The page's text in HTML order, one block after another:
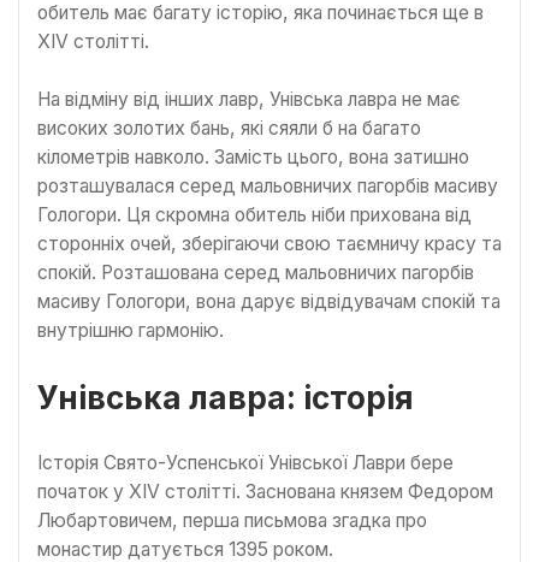
обитель має багату історію, яка починається ще в
XIV столітті.
На відміну від інших лавр, Унівська лавра не має
високих золотих бань, які сяяли б на багато
кілометрів навколо. Замість цього, вона затишно
розташувалася серед мальовничих пагорбів масиву
Гологори. Ця скромна обитель ніби прихована від
сторонніх очей, зберігаючи свою таємничу красу та
спокій. Розташована серед мальовничих пагорбів
масиву Гологори, вона дарує відвідувачам спокій та
внутрішню гармонію.
Унівська лавра: історія
Історія Свято-Успенської Унівської Лаври бере
початок у XIV столітті. Заснована князем Федором
Любартовичем, перша письмова згадка про
монастир датується 1395 роком.